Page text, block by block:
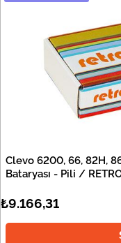
Clevo 6200, 66, 82H,
Bataryası - Pili /
₺9.166,31